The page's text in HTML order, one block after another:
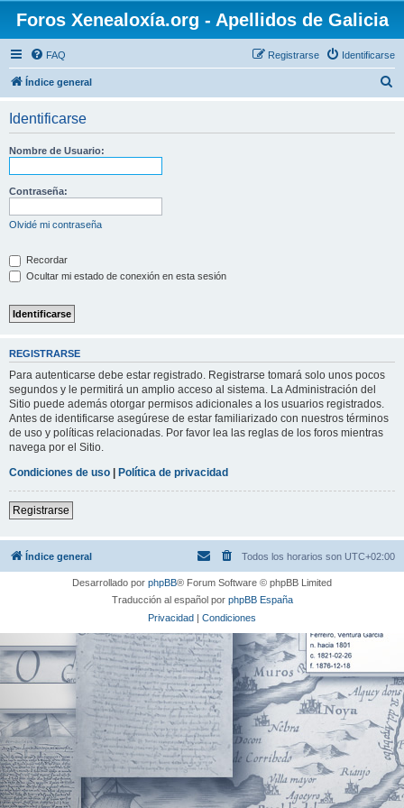
Foros Xenealoxía.org - Apellidos de Galicia
FAQ Identificarse
Registrarse
Índice general
Identificarse
Nombre de Usuario:
Contraseña:
Olvidé mi contraseña
Recordar
Ocultar mi estado de conexión en esta sesión
REGISTRARSE
Para autenticarse debe estar registrado. Registrarse tomará solo unos pocos
segundos y le permitirá un amplio acceso al sistema. La Administración del
Sitio puede además otorgar permisos adicionales a los usuarios registrados.
Antes de identificarse asegúrese de estar familiarizado con nuestros términos
de uso y políticas relacionadas. Por favor lea las reglas de los foros mientras
navega por el Sitio.
Condiciones de uso | Política de privacidad
Registrarse
Índice general Todos los horarios son UTC+02:00
Desarrollado por phpBB® Forum Software © phpBB Limited
Traducción al español por phpBB España
Privacidad | Condiciones